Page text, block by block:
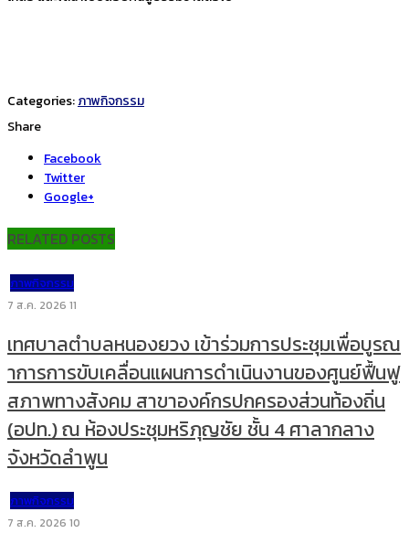
Categories:ภาพกิจกรรม
Share
Facebook
Twitter
Google+
RELATED POSTS
ภาพกิจกรรม
7 ส.ค. 2026 11
เทศบาลตำบลหนองยวง เข้าร่วมการประชุมเพื่อบูรณ
าการการขับเคลื่อนแผนการดำเนินงานของศูนย์ฟื้นฟู
สภาพทางสังคม สาขาองค์กรปกครองส่วนท้องถิ่น
(อปท.) ณ ห้องประชุมหริภุญชัย ชั้น 4 ศาลากลาง
จังหวัดลำพูน
ภาพกิจกรรม
7 ส.ค. 2026 10